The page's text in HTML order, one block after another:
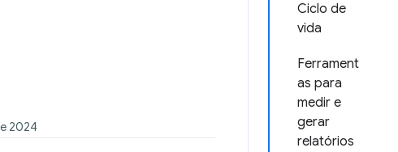
Ciclo de
vida
Ferrament
as para
medir e
gerar
relatórios
2024